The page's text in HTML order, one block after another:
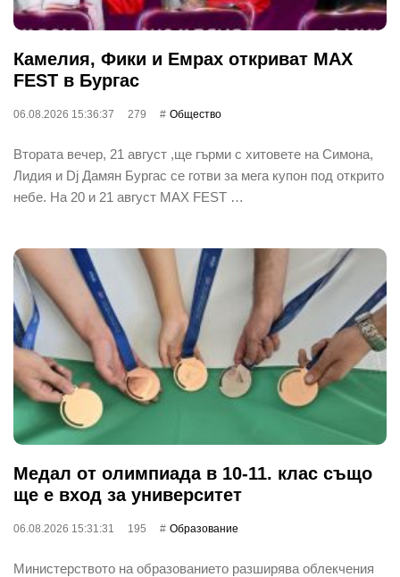
Камелия, Фики и Емрах откриват MAX
FEST в Бургас
06.08.2026 15:36:37 279 Общество
Втората вечер, 21 август ,ще гърми с хитовете на Симона,
Лидия и Dj Дамян Бургас се готви за мега купон под открито
небе. На 20 и 21 август MAX FEST …
Медал от олимпиада в 10-11. клас също
ще е вход за университет
06.08.2026 15:31:31 195 Oбразование
Министерството на образованието разширява облекчения